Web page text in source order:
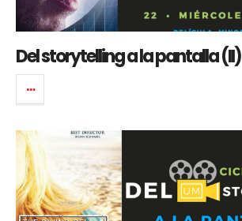
Del storytelling a la pantalla (II)